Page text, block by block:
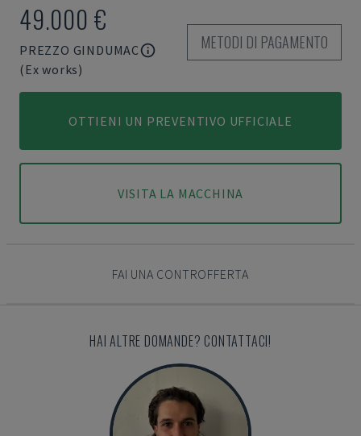
49.000 €
PREZZO GINDUMAC
(Ex works)
METODI DI PAGAMENTO
OTTIENI UN PREVENTIVO UFFICIALE
VISITA LA MACCHINA
FAI UNA CONTROFFERTA
HAI ALTRE DOMANDE? CONTATTACI!